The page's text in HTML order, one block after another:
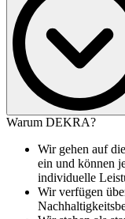
In den letzten Jahren
ihren Lieferketten
über
Management eines
wurde die
Darüber hinaus sind
Warum DEKRA?
Wir gehen auf
ein und können
individuelle
Wir verfügen